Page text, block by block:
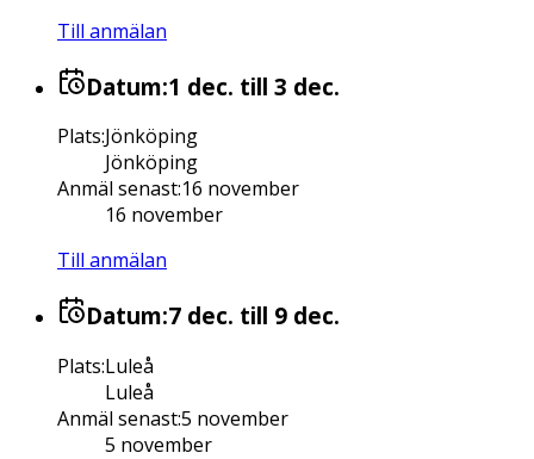
Till anmälan
Datum:1 dec. till 3 dec.
Plats:Jönköping
Jönköping
Anmäl senast:16 november
16 november
Till anmälan
Datum:7 dec. till 9 dec.
Plats:Luleå
Luleå
Anmäl senast:5 november
5 november